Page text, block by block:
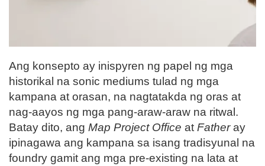
Ang konsepto ay inispyren ng papel ng mga
historikal na sonic mediums tulad ng mga
kampana at orasan, na nagtatakda ng oras at
nag-aayos ng mga pang-araw-araw na ritwal.
Batay dito, ang Map Project Office at Fatheray
ipinagawa ang kampana sa isang tradisyunal na
foundry gamit ang mga pre-existing na lata at